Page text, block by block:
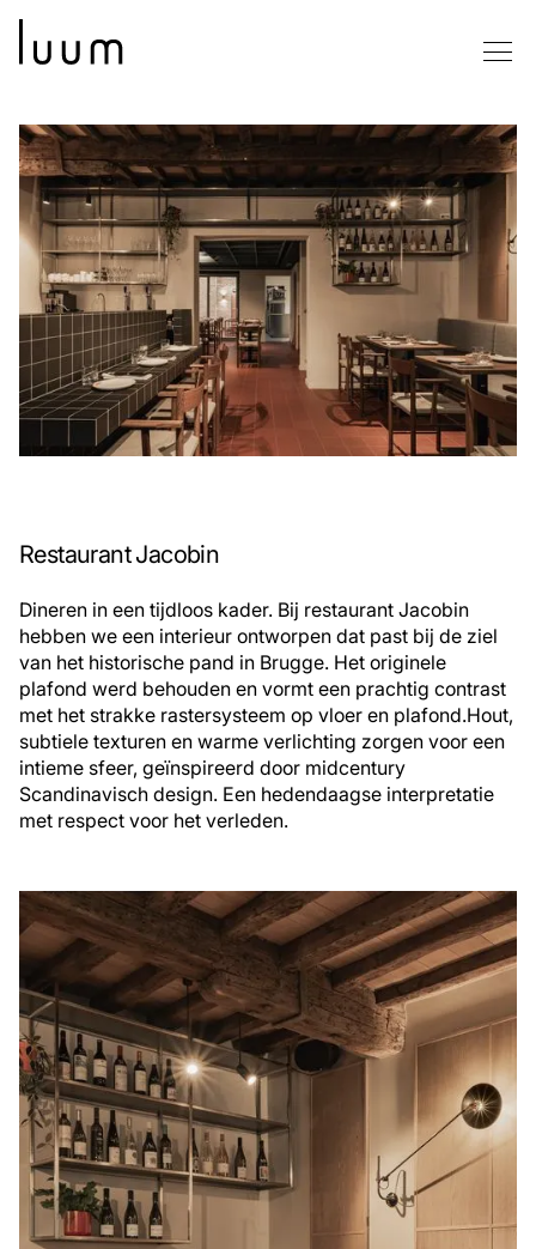
Restaurant Jacobin
Dineren in een tijdloos kader. Bij restaurant Jacobin
hebben we een interieur ontworpen dat past bij de ziel
van het historische pand in Brugge. Het originele
plafond werd behouden en vormt een prachtig contrast
met het strakke rastersysteem op vloer en plafond.Hout,
subtiele texturen en warme verlichting zorgen voor een
intieme sfeer, geïnspireerd door midcentury
Scandinavisch design. Een hedendaagse interpretatie
met respect voor het verleden.